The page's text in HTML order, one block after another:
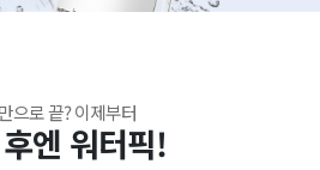
으로 끝? 이제부터
엔 워터픽!